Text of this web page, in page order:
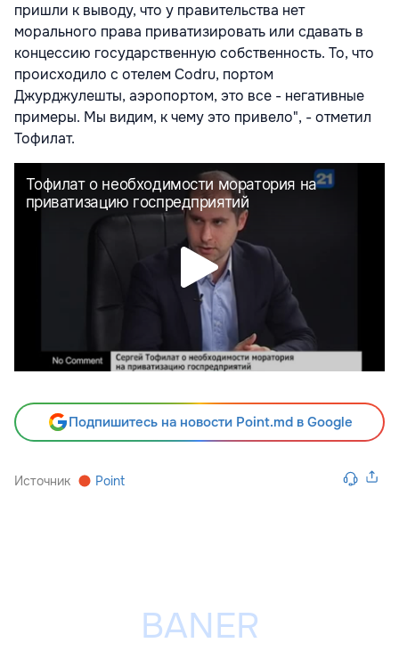
пришли к выводу, что у правительства нет
морального права приватизировать или сдавать в
концессию государственную собственность. То, что
происходило с отелем Codru, портом
Джурджулешты, аэропортом, это все - негативные
примеры. Мы видим, к чему это привело", - отметил
Тофилат.
Подпишитесь на новости Point.md в Google
Источник Point